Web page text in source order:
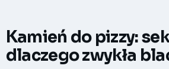
Kamień do pizzy:
dlaczego zwykła